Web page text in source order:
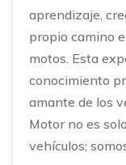
aprendizaje,
propio camino
motos. Esta
conocimiento
amante de los
Motor no es
vehículos;